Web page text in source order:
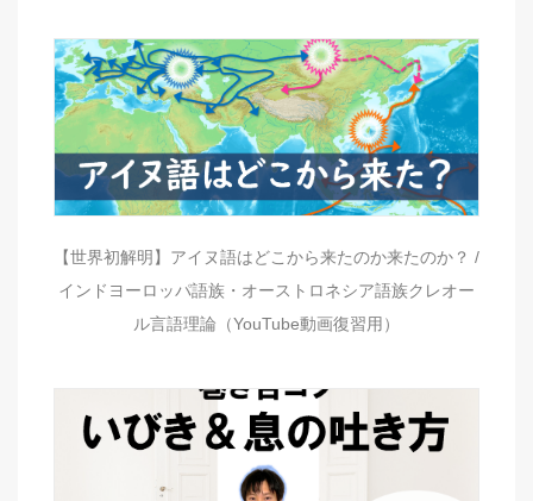
【世界初解明】アイヌ語はどこから来たのか来たのか？ /
インドヨーロッパ語族・オーストロネシア語族クレオー
ル言語理論（YouTube動画復習用）